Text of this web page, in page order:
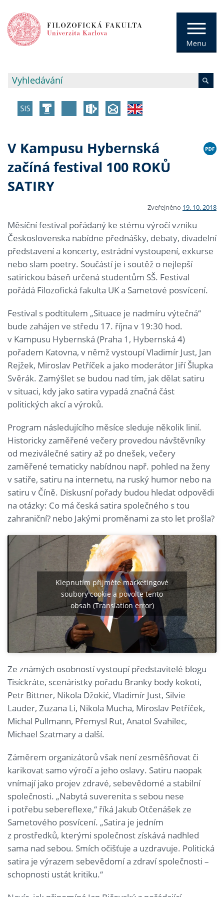
V Kampusu Hybernská
začíná festival 100 ROKŮ
SATIRY
Zveřejněno 19. 10. 2018
Měsíční festival pořádaný ke stému výročí vzniku
Československa nabídne přednášky, debaty, divadelní
představení a koncerty, estrádní vystoupení, exkurse
nebo slam poetry. Součástí je i soutěž o nejlepší
satirickou báseň určená studentům SŠ. Festival
pořádá Filozofická fakulta UK a Sametové posvícení.
Festival s podtitulem „Situace je nadmíru výtečná“
bude zahájen ve středu 17. října v 19:30 hod.
v Kampusu Hybernská (Praha 1, Hybernská 4)
pořadem Katovna, v němž vystoupí Vladimír Just, Jan
Rejžek, Miroslav Petříček a jako moderátor Jiří Šlupka
Svěrák. Zamýšlet se budou nad tím, jak dělat satiru
v situaci, kdy jako satira vypadá značná část
politických akcí a výroků.
Program následujícího měsíce sleduje několik linií.
Historicky zaměřené večery provedou návštěvníky
od meziválečné satiry až po dnešek, večery
zaměřené tematicky nabídnou např. pohled na ženy
v satiře, satiru na internetu, na ruský humor nebo na
satiru v Číně. Diskusní pořady budou hledat odpovědi
na otázky: Co má česká satira společného s tou
zahraniční? nebo Jakými proměnami za sto let prošla?
Klepnutím přijměte marketingové
soubory cookie a povolte tento
obsah (Translation error)
Ze známých osobností vystoupí představitelé blogu
Tisíckráte, scenáristky pořadu Branky body kokoti,
Petr Bittner, Nikola Džokić, Vladimír Just, Silvie
Lauder, Zuzana Li, Nikola Mucha, Miroslav Petříček,
Michal Pullmann, Přemysl Rut, Anatol Svahilec,
Michael Szatmary a další.
Záměrem organizátorů však není zesměšňovat či
karikovat samo výročí a jeho oslavy. Satiru naopak
vnímají jako projev zdravé, sebevědomé a stabilní
společnosti. „Nabytá suverenita s sebou nese
i potřebu sebereflexe,“ říká Jakub Otčenášek ze
Sametového posvícení. „Satira je jedním
z prostředků, kterými společnost získává nadhled
sama nad sebou. Smích očišťuje a uzdravuje. Politická
satira je výrazem sebevědomí a zdraví společnosti –
schopnosti ustát kritiku.“